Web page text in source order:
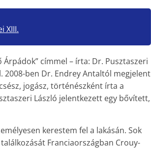
XIII.
címmel – írta: Dr. Pusztaszeri
2008-ben Dr. Endrey Antaltól megjelent
jogász, történészként írta a
László jelentkezett egy bővített,
kerestem fel a lakásán. Sok
Franciaországban Crouy-